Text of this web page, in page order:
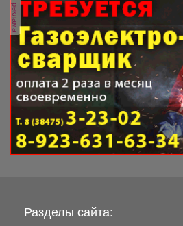
реклама
Разделы сайта: